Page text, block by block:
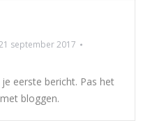
september 2017
eerste bericht. Pas het
bloggen.